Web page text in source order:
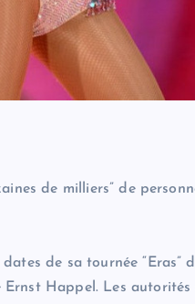
de milliers” de
de sa tournée
Happel. Les